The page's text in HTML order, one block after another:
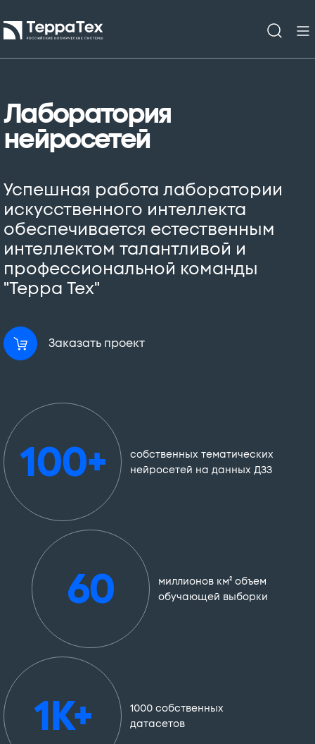
Лаборатория
нейросетей
Успешная работа лаборатории
искусственного интеллекта
обеспечивается естественным
интеллектом талантливой и
профессиональной команды
"Терра Тех"
Заказать проект
100+
собственных тематических
нейросетей на данных ДЗЗ
60
миллионов км² объем
обучающей выборки
1K+
1000 собственных
датасетов